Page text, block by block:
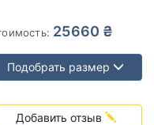
25660 ₴
Подобрать размер
Добавить отзыв